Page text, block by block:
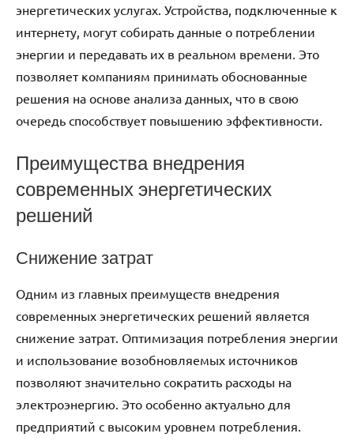
энергетических услугах. Устройства, подключенные к
интернету, могут собирать данные о потреблении
энергии и передавать их в реальном времени. Это
позволяет компаниям принимать обоснованные
решения на основе анализа данных, что в свою
очередь способствует повышению эффективности.
Преимущества внедрения
современных энергетических
решений
Снижение затрат
Одним из главных преимуществ внедрения
современных энергетических решений является
снижение затрат. Оптимизация потребления энергии
и использование возобновляемых источников
позволяют значительно сократить расходы на
электроэнергию. Это особенно актуально для
предприятий с высоким уровнем потребления.